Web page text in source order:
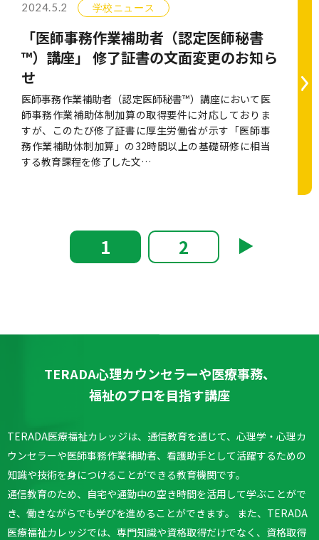
2024.5.2 学校ニュース
「医師事務作業補助者（認定医師秘書
™）講座」 修了証書の文面変更のお知ら
せ
医師事務作業補助者（認定医師秘書™）講座において医
師事務作業補助体制加算の取得要件に対応しておりま
すが、このたび修了証書に厚生労働省が示す「医師事
務作業補助体制加算」の32時間以上の基礎研修に相当
する教育課程を修了した文…
1 2 ▶︎
TERADA心理カウンセラーや医療事務、
福祉のプロを目指す講座
TERADA医療福祉カレッジは、通信教育を通じて、心理学・心理カ
ウンセラーや医師事務作業補助者、看護助手として活躍するための
知識や技術を身につけることができる教育機関です。
通信教育のため、自宅や通勤中の空き時間を活用して学ぶことがで
き、働きながらでも学びを進めることができます。
また、TERADA
医療福祉カレッジでは、専門知識や資格取得だけでなく、資格取得